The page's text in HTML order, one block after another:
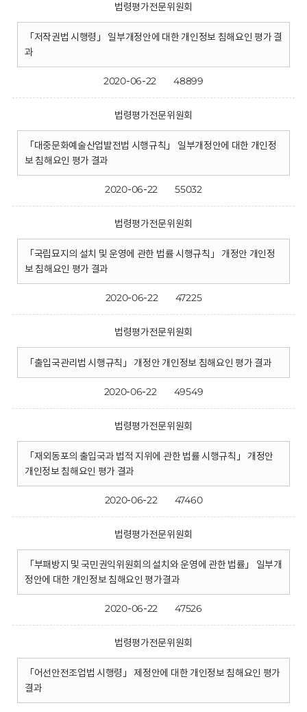
법령평가전문위원회
「저작권법 시행령」 일부개정안에 대한 개인정보 침해요인 평가 결
과
2020-06-22 48899
법령평가전문위원회
「대중문화예술산업발전법 시행규칙」 일부개정안에 대한 개인정
보 침해요인 평가 결과
2020-06-22 55032
법령평가전문위원회
「국립묘지의 설치 및 운영에 관한 법률 시행규칙」 개정안 개인정
보 침해요인 평가 결과
2020-06-22 47225
법령평가전문위원회
「출입국관리법 시행규칙」 개정안 개인정보 침해요인 평가 결과
2020-06-22 49549
법령평가전문위원회
「재외동포의 출입국과 법적 지위에 관한 법률 시행규칙」 개정안
개인정보 침해요인 평가 결과
2020-06-22 47460
법령평가전문위원회
「부패방지 및 국민권익위원회의 설치와 운영에 관한 법률」 일부개
정안에 대한 개인정보 침해요인 평가결과
2020-06-22 47526
법령평가전문위원회
「어선안전조업법 시행령」 제정안에 대한 개인정보 침해요인 평가
결과